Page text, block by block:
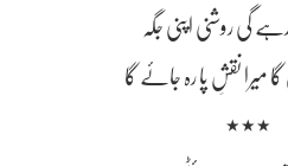
رہے گی روشنی اپنی جگہ
میرا نقشِ پا رہ جائے گا
٭٭٭